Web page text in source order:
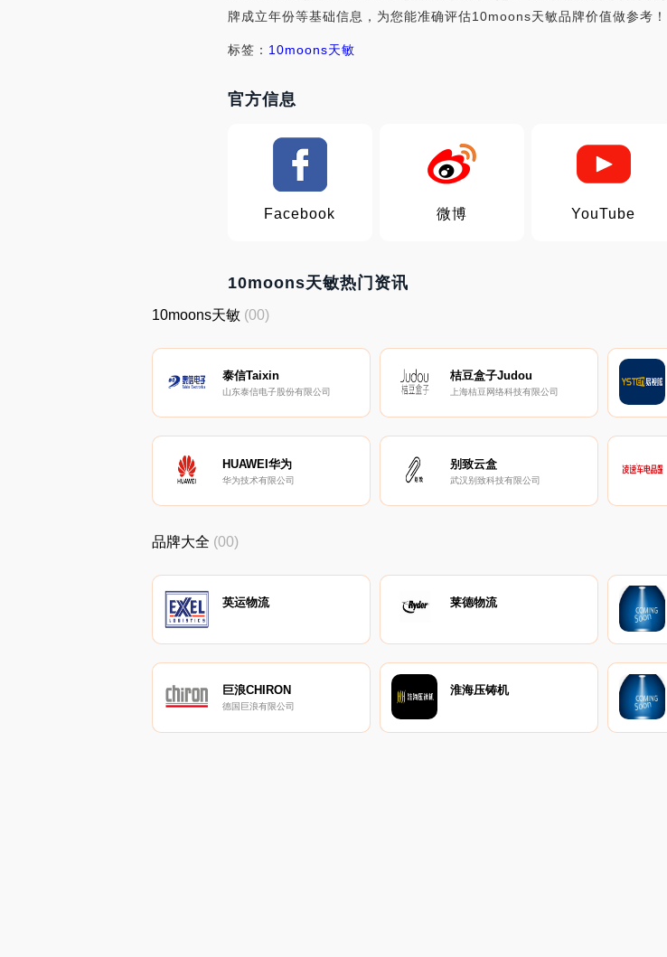
牌成立年份等基础信息，为您能准确评估10moons天敏品牌价值做参考！
标签： 10moons天敏
官方信息
Facebook 微博 YouTube
10moons天敏热门资讯
10moons天敏 (00)
泰信Taixin
山东泰信电子股份有限公司
桔豆盒子Judou
上海桔豆网络科技有限公司
HUAWEI华为
华为技术有限公司
别致云盒
武汉别致科技有限公司
品牌大全 (00)
英运物流 莱德物流
巨浪CHIRON
德国巨浪有限公司
淮海压铸机